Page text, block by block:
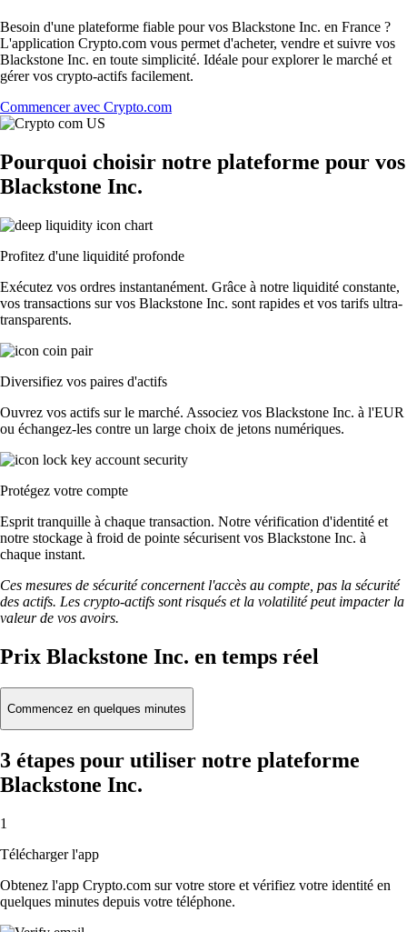
Besoin d'une plateforme fiable pour vos Blackstone Inc. en France ?
L'application Crypto.com vous permet d'acheter, vendre et suivre vos
Blackstone Inc. en toute simplicité. Idéale pour explorer le marché et
gérer vos crypto-actifs facilement.
Commencer avec Crypto.com
Pourquoi choisir notre plateforme pour vos
Blackstone Inc.
Profitez d'une liquidité profonde
Exécutez vos ordres instantanément. Grâce à notre liquidité constante,
vos transactions sur vos Blackstone Inc. sont rapides et vos tarifs ultra-
transparents.
Diversifiez vos paires d'actifs
Ouvrez vos actifs sur le marché. Associez vos Blackstone Inc. à l'EUR
ou échangez-les contre un large choix de jetons numériques.
Protégez votre compte
Esprit tranquille à chaque transaction. Notre vérification d'identité et
notre stockage à froid de pointe sécurisent vos Blackstone Inc. à
chaque instant.
Ces mesures de sécurité concernent l'accès au compte, pas la sécurité
des actifs. Les crypto-actifs sont risqués et la volatilité peut impacter la
valeur de vos avoirs.
Prix Blackstone Inc. en temps réel
Commencez en quelques minutes
3 étapes pour utiliser notre plateforme
Blackstone Inc.
1
Télécharger l'app
Obtenez l'app Crypto.com sur votre store et vérifiez votre identité en
quelques minutes depuis votre téléphone.